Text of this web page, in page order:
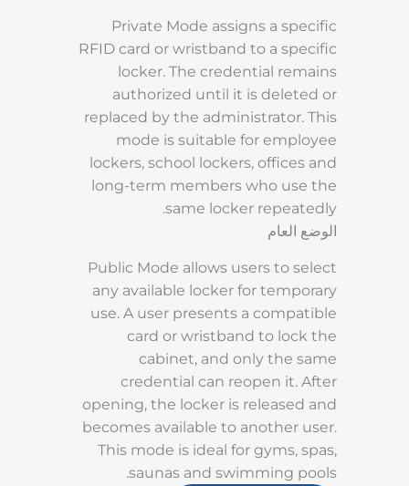
Private Mode assigns a specific
RFID card or wristband to a specific
locker. The credential remains
authorized until it is deleted or
replaced by the administrator. This
mode is suitable for employee
lockers, school lockers, offices and
long-term members who use the
same locker repeatedly.
الوضع العام
Public Mode allows users to select
any available locker for temporary
use. A user presents a compatible
card or wristband to lock the
cabinet, and only the same
credential can reopen it. After
opening, the locker is released and
becomes available to another user.
This mode is ideal for gyms, spas,
saunas and swimming pools.